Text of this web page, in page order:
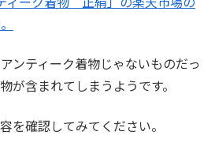
ンティーク着物じゃないものだっ
が含まれてしまうようです。
を確認してみてください。